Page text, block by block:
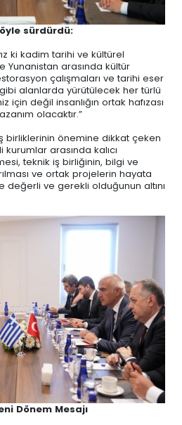
sürdürdü:
ki kadim tarihi ve kültürel
Yunanistan arasında kültür
çalışmaları ve tarihi eser
alanlarda yürütülecek her türlü
değil insanlığın ortak hafızası
olacaktır.”
birliklerinin önemine dikkat çeken
kurumlar arasında kalıcı
teknik iş birliğinin, bilgi ve
ve ortak projelerin hayata
ve gerekli olduğunun altını
Dönem Mesajı